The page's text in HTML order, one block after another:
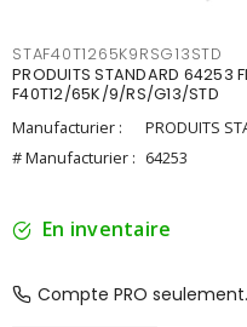
STAF40T1265K9RSG13STD
PRODUITS STANDARD 64253
F40T12/65K/9/RS/G13/STD
Manufacturier :
PRODUITS
# Manufacturier : 64253
En inventaire
Compte PRO